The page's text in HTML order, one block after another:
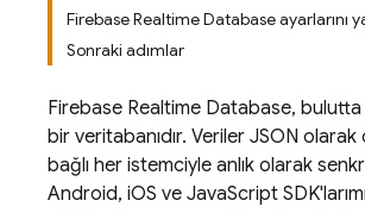
Firebase Realtime Database ayarlarını
Sonraki adımlar
Firebase Realtime Database, bulutta
bir veritabanıdır. Veriler JSON olarak
bağlı her istemciyle anlık olarak
Android, iOS ve JavaScript